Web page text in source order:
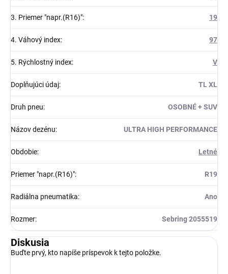
3. Priemer "napr.(R16)": 19
4. Váhový index: 97
5. Rýchlostný index: V
Doplňujúci údaj: TL XL
Druh pneu: OSOBNÉ + SUV
Názov dezénu: ULTRA HIGH PERFORMANCE
Obdobie: Letné
Priemer "napr.(R16)": R19
Radiálna pneumatika: Ano
Rozmer: Sebring 2055519
Diskusia
Buďte prvý, kto napíše príspevok k tejto položke.